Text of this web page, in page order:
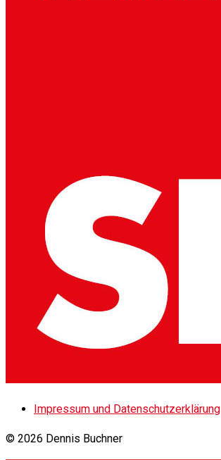
Impressum und Datenschutzerklärung
© 2026 Dennis Buchner